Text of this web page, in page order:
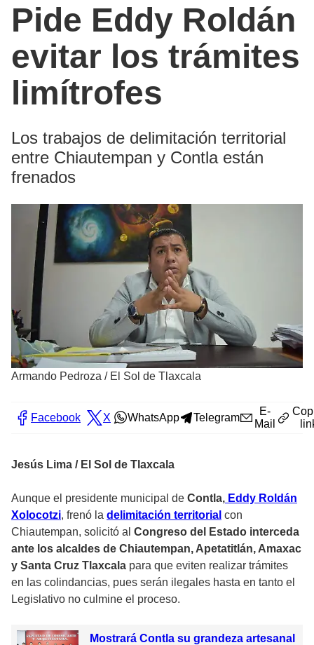
Pide Eddy Roldán
evitar los trámites
limítrofes
Los trabajos de delimitación territorial
entre Chiautempan y Contla están
frenados
Armando Pedroza / El Sol de Tlaxcala
Facebook X WhatsApp Telegram
E-
Mail
Jesús Lima / El Sol de Tlaxcala
Aunque el presidente municipal de Contla, Eddy Roldán
Xolocotzi, frenó la delimitación territorial con
Chiautempan, solicitó al Congreso del Estado interceda
ante los alcaldes de Chiautempan, Apetatitlán, Amaxac
y Santa Cruz Tlaxcala para que eviten realizar trámites
en las colindancias, pues serán ilegales hasta en tanto el
Legislativo no culmine el proceso.
Mostrará Contla su grandeza artesanal